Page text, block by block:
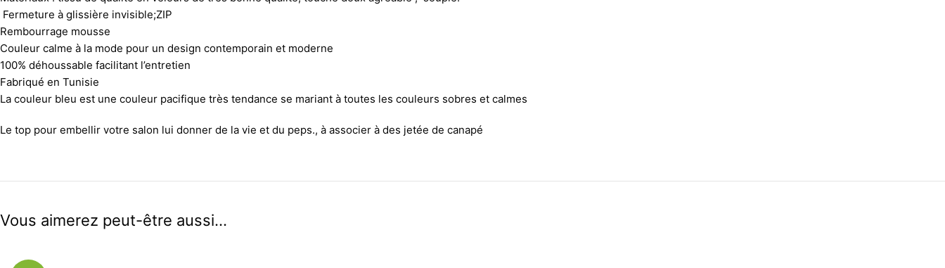
Fermeture à glissière invisible;ZIP
Rembourrage mousse
Couleur calme à la mode pour un design contemporain et moderne
100% déhoussable facilitant l’entretien
Fabriqué en Tunisie
La couleur bleu est une couleur pacifique très tendance se mariant à toutes les couleurs sobres et calmes
Le top pour embellir votre salon lui donner de la vie et du peps., à associer à des jetée de canapé
Vous aimerez peut-être aussi…